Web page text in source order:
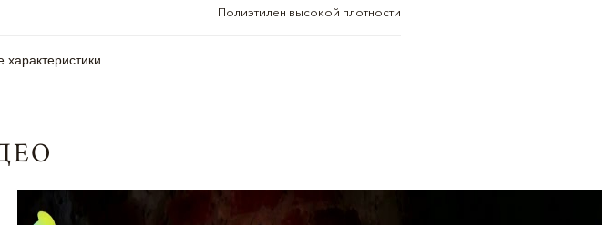
Полиэтилен высокой плотности
характеристики